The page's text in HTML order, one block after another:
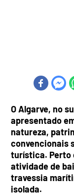
O Algarve, no
apresentado
natureza,
convencionais
turística. Perto
atividade de
travessia
isolada.